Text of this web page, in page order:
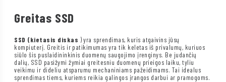
Greitas SSD
SSD (kietasis diskas ) yra sprendimas, kuris atgaivins jūsų
kompiuterį. Greitis ir patikimumas yra tik keletas iš privalumų, kuriuos
siūlo šis puslaidininkinis duomenų saugojimo įrenginys. Be judančių
dalių, SSD pasižymi žymiai greitesniu duomenų prieigos laiku, tyliu
veikimu ir dideliu atsparumu mechaniniams pažeidimams. Tai idealus
sprendimas tiems, kuriems reikia galingos įrangos darbui ar pramogoms.